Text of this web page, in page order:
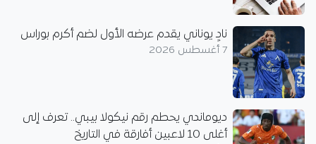
نادٍ يوناني يقدم عرضه الأول لضم أكرم بوراس
7 أغسطس 2026
ديوماندي يحطم رقم نيكولا بيبي.. تعرف إلى
أغلى 10 لاعبين أفارقة في التاريخ